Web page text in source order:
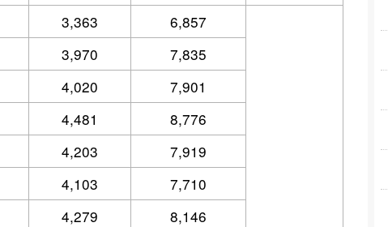
3,363
6,857
3,970
7,835
4,020
7,901
4,481
8,776
4,203
7,919
4,103
7,710
4,279
8,146